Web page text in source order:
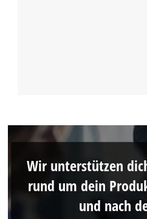
Wir unterstützen
rund um dein
und nach